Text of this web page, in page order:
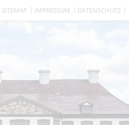
SITEMAP IMPRESSUM DATENSCHUTZ